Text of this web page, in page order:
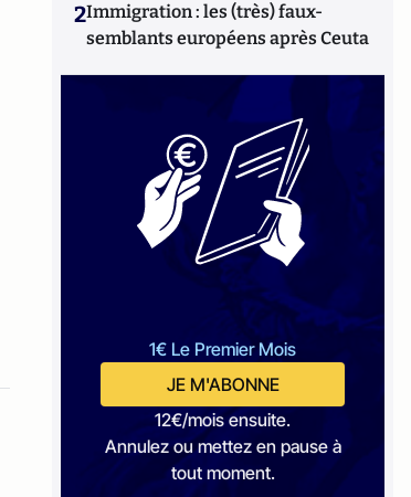
2Immigration : les (très) faux-
semblants européens après Ceuta
1€ Le Premier Mois
JE M'ABONNE
12€/mois ensuite.
Annulez ou mettez en pause à
tout moment.